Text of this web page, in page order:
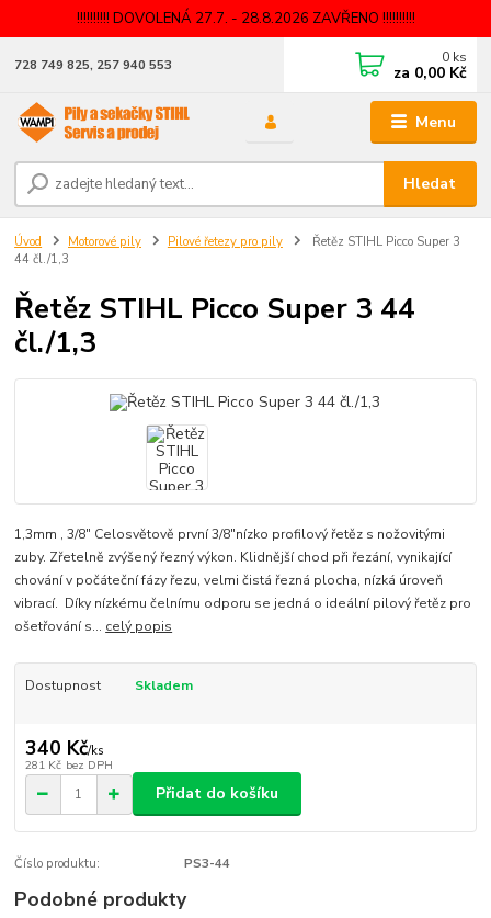
!!!!!!!!!! DOVOLENÁ 27.7. - 28.8.2026 ZAVŘENO !!!!!!!!!!
Menu
Hledat
728 749 825, 257 940 553 0 ks
za 0,00 Kč
Úvod Motorové pily Pilové řetezy pro pily
Řetěz STIHL Picco Super 3
44 čl./1,3
Řetěz STIHL Picco Super 3 44
čl./1,3
1,3mm , 3/8" Celosvětově první 3/8"nízko profilový řetěz s nožovitými
zuby. Zřetelně zvýšený řezný výkon. Klidnější chod při řezání, vynikající
chování v počáteční fázy řezu, velmi čistá řezná plocha, nízká úroveň
vibrací. Díky nízkému čelnímu odporu se jedná o ideální pilový řetěz pro
ošetřování s... celý popis
Dostupnost Skladem
340 Kč/ks
281 Kč bez DPH
Přidat do košíku
Číslo produktu: PS3-44
Podobné produkty